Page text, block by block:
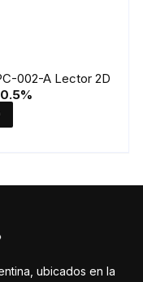
002-A Lector 2D
ubicados en la